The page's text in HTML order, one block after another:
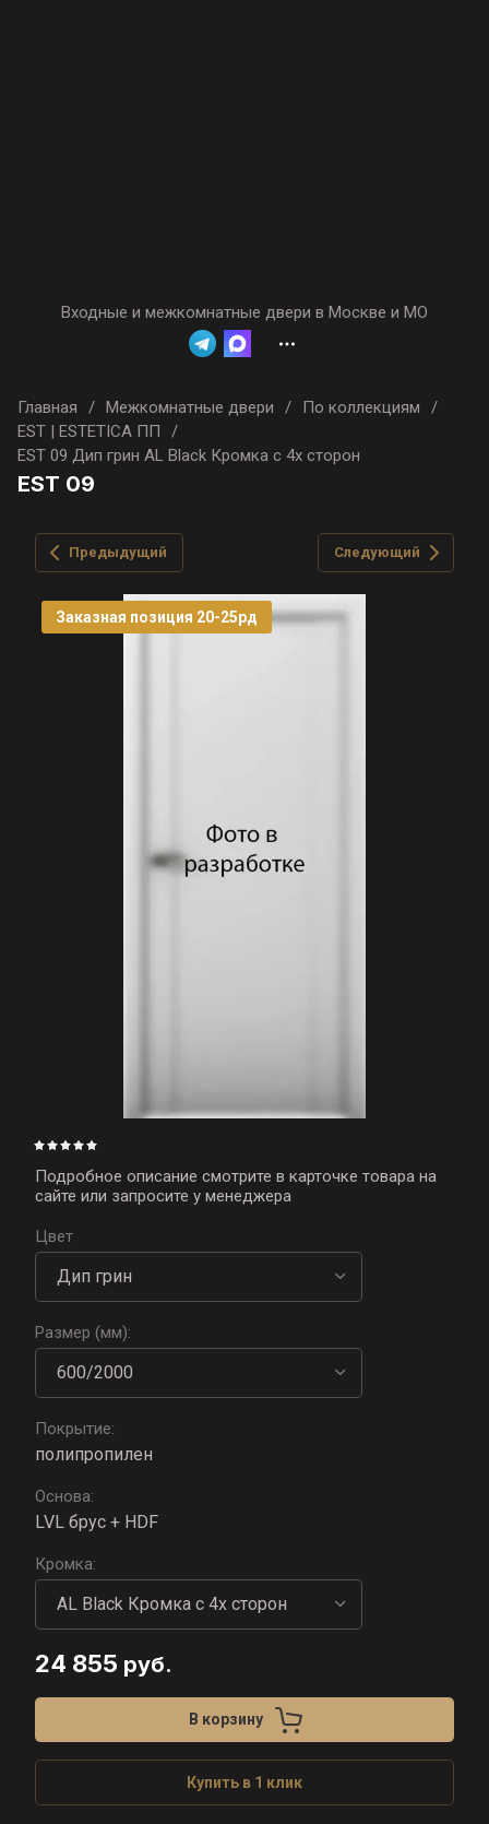
Входные и межкомнатные двери в Москве и МО
Главная / Межкомнатные двери / По коллекциям
/
EST | ESTETICA ПП
/
EST 09 Дип грин AL Black Кромка с 4х сторон
EST 09
Предыдущий Следующий
Заказная позиция 20-25рд
Подробное описание смотрите в карточке товара на
сайте или запросите у менеджера
Цвет
Размер (мм):
Покрытие:
полипропилен
Основа:
LVL брус + HDF
Кромка:
24 855 руб.
В корзину
Купить в 1 клик